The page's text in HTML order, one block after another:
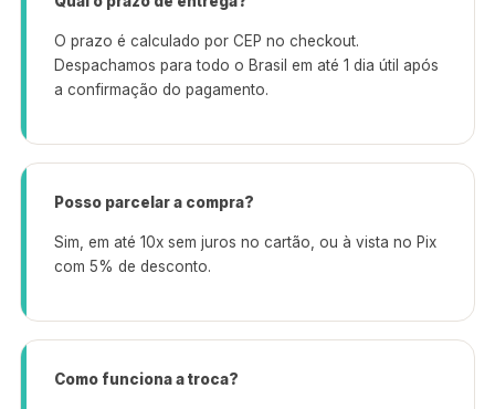
O prazo é calculado por CEP no checkout.
Despachamos para todo o Brasil em até 1 dia útil após
a confirmação do pagamento.
Posso parcelar a compra?
Sim, em até 10x sem juros no cartão, ou à vista no Pix
com 5% de desconto.
Como funciona a troca?